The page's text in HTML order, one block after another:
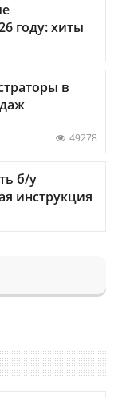
году: хиты
в
49278
б/у
инструкция